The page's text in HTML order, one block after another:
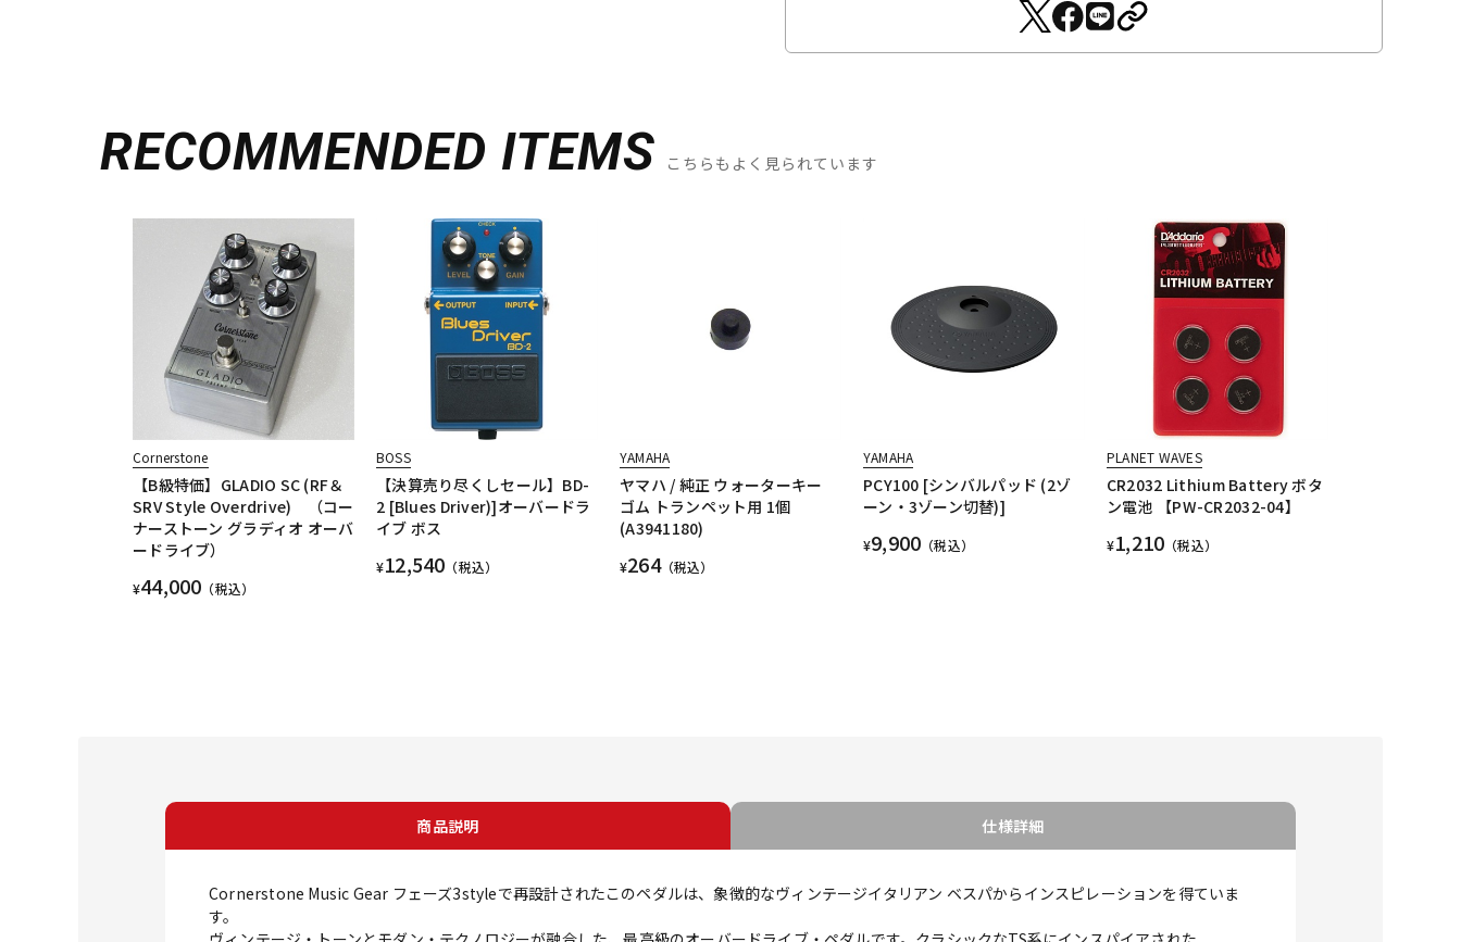
RECOMMENDED ITEMS こちらもよく見られています
Cornerstone
【B級特価】GLADIO SC (RF＆
SRV Style Overdrive) （コー
ナーストーン グラディオ オーバ
ードライブ）
¥44,000 （税込）
BOSS
【決算売り尽くしセール】BD-
2 [Blues Driver)]オーバードラ
イブ ボス
¥12,540 （税込）
YAMAHA
ヤマハ / 純正 ウォーターキー
ゴム トランペット用 1個
(A3941180)
¥264（税込）
YAMAHA
PCY100 [シンバルパッド (2ゾ
ーン・3ゾーン切替)]
¥9,900 （税込）
PLANET WAVES
CR2032 Lithium Battery ボタ
ン電池 【PW-CR2032-04】
¥1,210 （税込）
商品説明 仕様詳細
Cornerstone Music Gear フェーズ3styleで再設計されたこのペダルは、象徴的なヴィンテージイタリアン ベスパからインスピレーションを得ていま
す。